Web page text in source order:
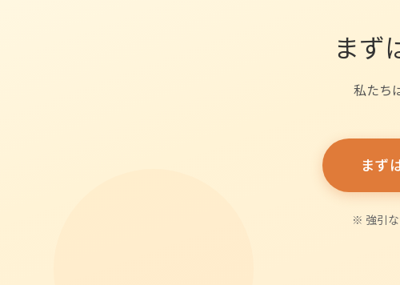
まず
私たち
まず
※ 強引な